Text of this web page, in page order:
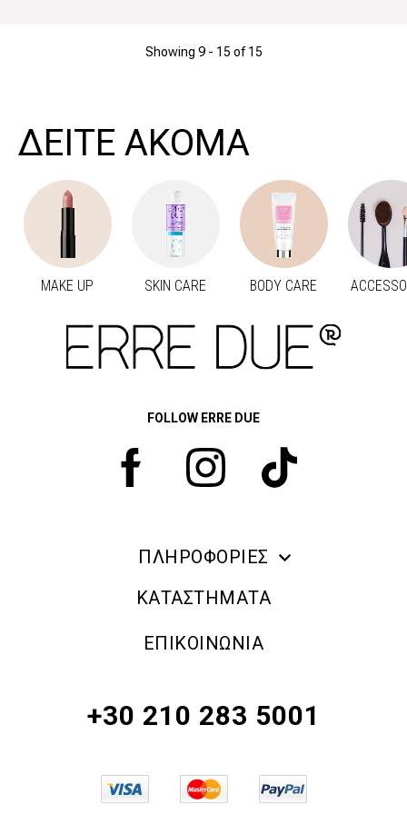
Showing 9 - 15 of 15
ΔΕΙΤΕ ΑΚΟΜΑ
MAKE UP SKIN CARE BODY CARE
FOLLOW ERRE DUE
ΠΛΗΡΟΦΟΡΙΕΣ
ERRE DUE MAKE UP
ΠΟΛΙΤΙΚΗ ΕΠΙΣΤΡΟΦΗΣ ΠΡΟΪΟΝΤΩΝ
ΚΑΤΑΣΤΗΜΑΤΑ
ΕΠΙΚΟΙΝΩΝΙΑ
+30 210 283 5001